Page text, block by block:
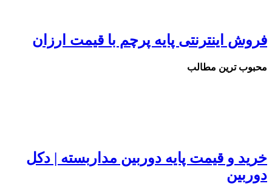
فروش اینترنتی پايه پرچم با قیمت ارزان
محبوب ترین مطالب
خرید و قیمت پایه دوربین مداربسته | دکل
دوربین